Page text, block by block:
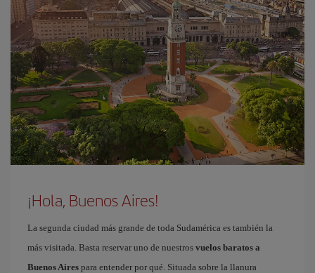
¡Hola, Buenos Aires!
La segunda ciudad más grande de toda Sudamérica es también la
más visitada. Basta reservar uno de nuestros vuelos baratos a
Buenos Aires para entender por qué. Situada sobre la llanura